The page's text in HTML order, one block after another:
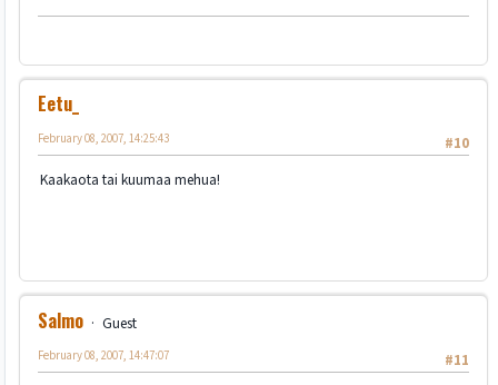
Eetu_
#10
February 08, 2007, 14:25:43
Kaakaota tai kuumaa mehua!
Salmo
Guest
#11
February 08, 2007, 14:47:07